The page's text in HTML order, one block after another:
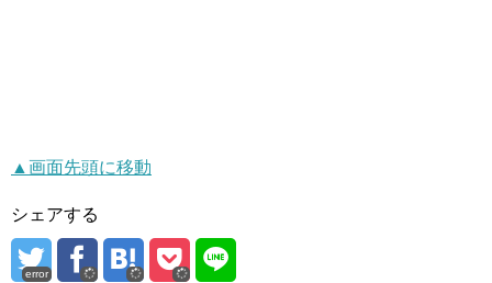
▲画面先頭に移動
シェアする
error